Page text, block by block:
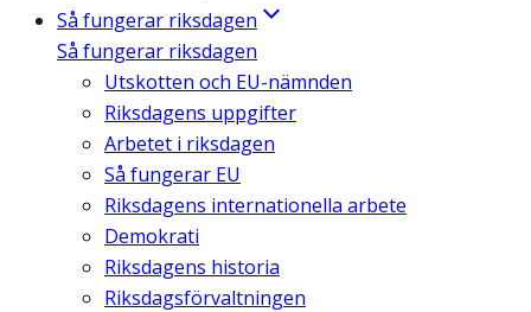
Så fungerar riksdagen
Så fungerar riksdagen
Utskotten och EU-nämnden
Riksdagens uppgifter
Arbetet i riksdagen
Så fungerar EU
Riksdagens internationella arbete
Demokrati
Riksdagens historia
Riksdagsförvaltningen